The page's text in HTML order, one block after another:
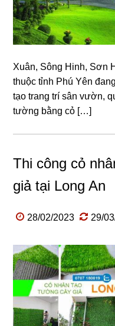
Xuân, Sông Hinh, Sơn
thuộc tỉnh Phú Yên
tạo trang trí sân vườn,
tường bằng cỏ […]
Thi công cỏ
giả tại Long An
28/02/2023 29/